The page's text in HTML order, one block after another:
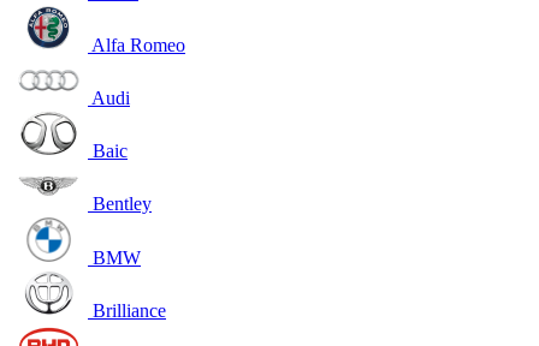
Alfa Romeo
Audi
Baic
Bentley
BMW
Brilliance